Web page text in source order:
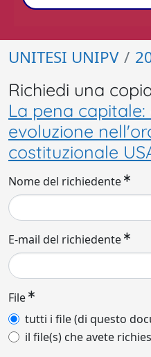
UNITESI UNIPV
Richiedi una
La pena
evoluzione
costituzionale
Nome del richiedente
E-mail del richiedente
File
tutti i file (di questo
il file(s) che avete